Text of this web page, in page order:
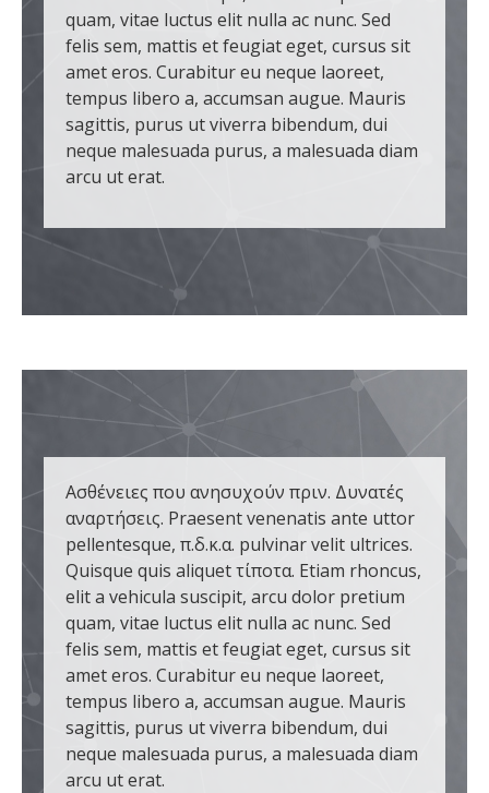
quam, vitae luctus elit nulla ac nunc. Sed
felis sem, mattis et feugiat eget, cursus sit
amet eros. Curabitur eu neque laoreet,
tempus libero a, accumsan augue. Mauris
sagittis, purus ut viverra bibendum, dui
neque malesuada purus, a malesuada diam
arcu ut erat.
Ασθένειες που ανησυχούν πριν. Δυνατές
αναρτήσεις. Praesent venenatis ante uttor
pellentesque, π.δ.κ.α. pulvinar velit ultrices.
Quisque quis aliquet τίποτα. Etiam rhoncus,
elit a vehicula suscipit, arcu dolor pretium
quam, vitae luctus elit nulla ac nunc. Sed
felis sem, mattis et feugiat eget, cursus sit
amet eros. Curabitur eu neque laoreet,
tempus libero a, accumsan augue. Mauris
sagittis, purus ut viverra bibendum, dui
neque malesuada purus, a malesuada diam
arcu ut erat.